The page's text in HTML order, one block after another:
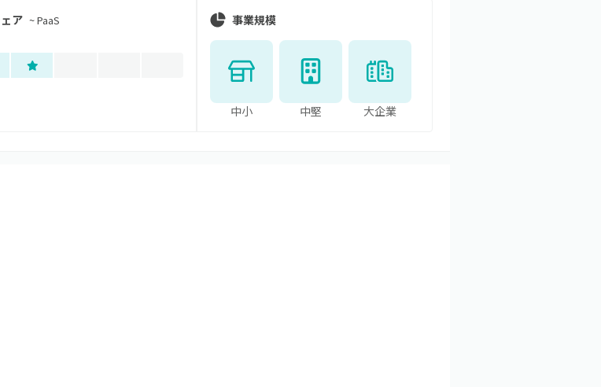
ア ~PaaS 事業規模
中小 中堅 大企業